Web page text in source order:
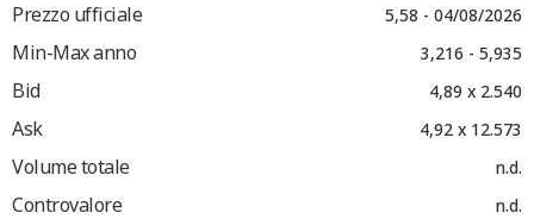
Prezzo ufficiale 5,58 - 04/08/2026
Min-Max anno 3,216 - 5,935
Bid 4,89 x 2.540
Ask 4,92 x 12.573
Volume totale n.d.
Controvalore n.d.